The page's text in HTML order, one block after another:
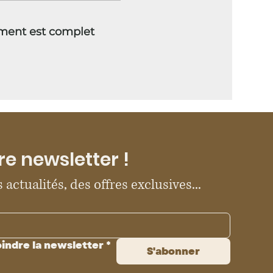
est complet
newsletter !
des offres exclusives...
la newsletter * S'abonner